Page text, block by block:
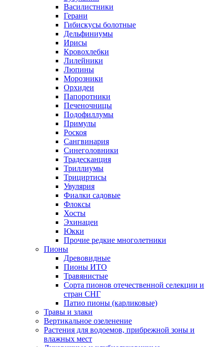
Василистники
Герани
Гибискусы болотные
Дельфиниумы
Ирисы
Кровохлебки
Лилейники
Люпины
Морозники
Орхидеи
Папоротники
Печеночницы
Подофиллумы
Примулы
Роскоя
Сангвинария
Синеголовники
Традесканция
Триллиумы
Трициртисы
Увулярия
Фиалки садовые
Флоксы
Хосты
Эхинацеи
Юкки
Прочие редкие многолетники
Пионы
Древовидные
Пионы ИТО
Травянистые
Сорта пионов отечественной селекции и
стран СНГ
Патио пионы (карликовые)
Травы и злаки
Вертикальное озеленение
Растения для водоемов, прибрежной зоны и
влажных мест